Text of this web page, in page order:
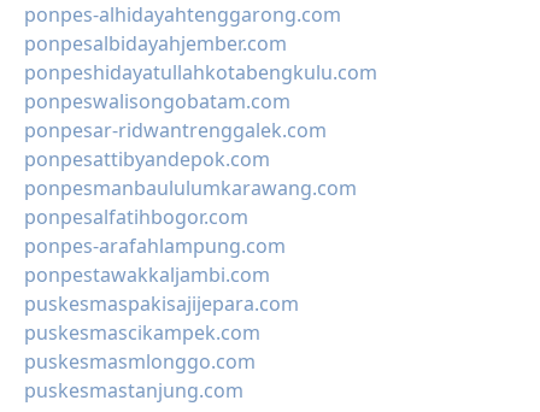
ponpes-alhidayahtenggarong.com
ponpesalbidayahjember.com
ponpeshidayatullahkotabengkulu.com
ponpeswalisongobatam.com
ponpesar-ridwantrenggalek.com
ponpesattibyandepok.com
ponpesmanbaululumkarawang.com
ponpesalfatihbogor.com
ponpes-arafahlampung.com
ponpestawakkaljambi.com
puskesmaspakisajijepara.com
puskesmascikampek.com
puskesmasmlonggo.com
puskesmastanjung.com